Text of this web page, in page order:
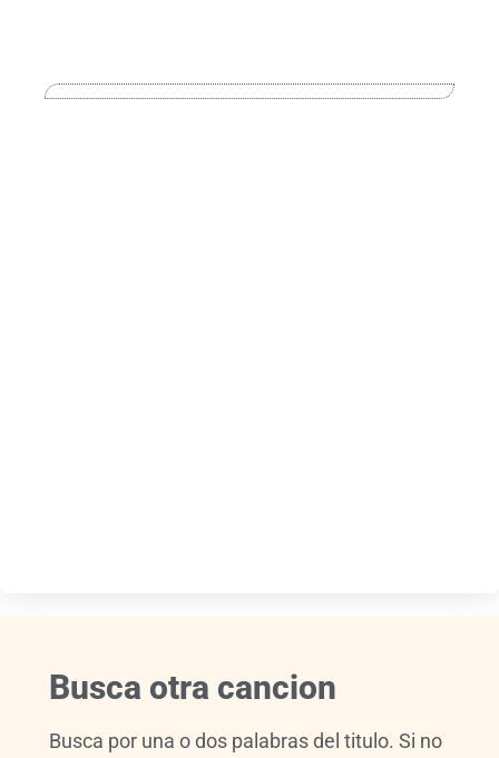
Busca otra cancion
Busca por una o dos palabras del titulo. Si no